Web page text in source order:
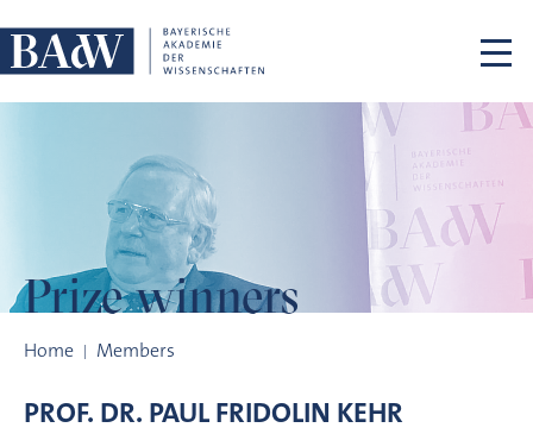
Prize winners
Home Members
PROF. DR. PAUL FRIDOLIN KEHR